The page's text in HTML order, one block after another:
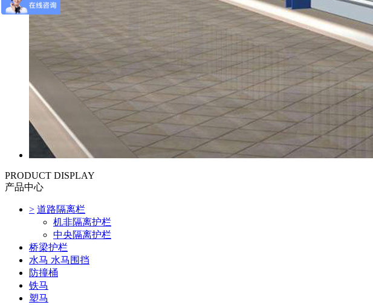
PRODUCT DISPLAY
产品中心
> 道路隔离栏
机非隔离护栏
中央隔离护栏
桥梁护栏
水马 水马围挡
防撞桶
铁马
塑马